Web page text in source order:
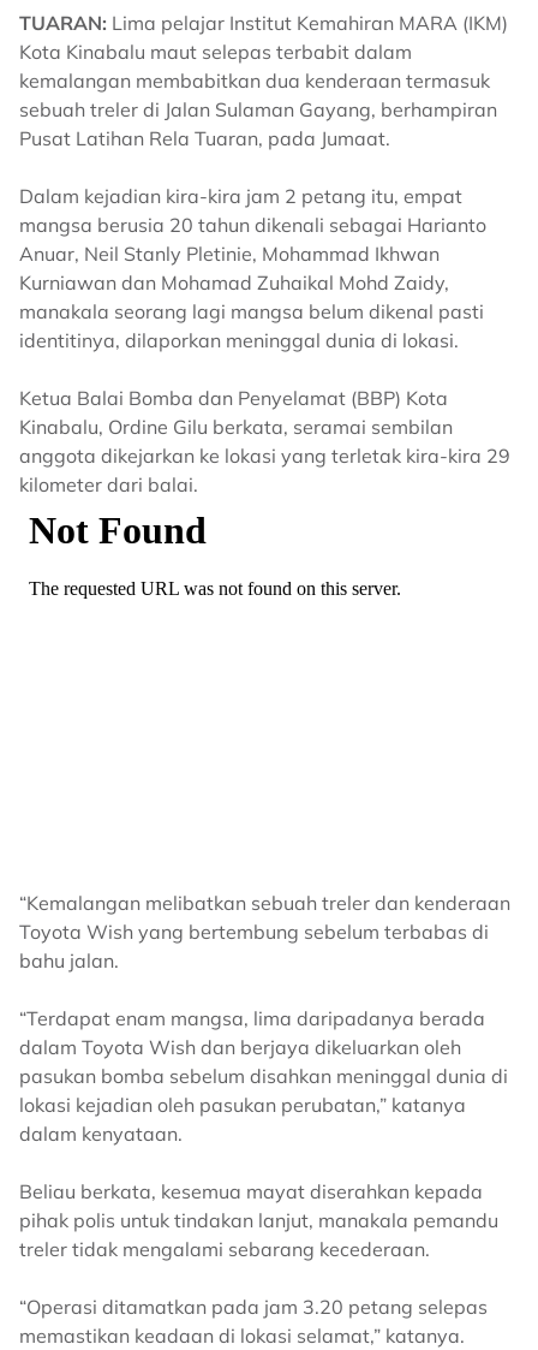
TUARAN: Lima pelajar Institut Kemahiran MARA (IKM)
Kota Kinabalu maut selepas terbabit dalam
kemalangan membabitkan dua kenderaan termasuk
sebuah treler di Jalan Sulaman Gayang, berhampiran
Pusat Latihan Rela Tuaran, pada Jumaat.
Dalam kejadian kira-kira jam 2 petang itu, empat
mangsa berusia 20 tahun dikenali sebagai Harianto
Anuar, Neil Stanly Pletinie, Mohammad Ikhwan
Kurniawan dan Mohamad Zuhaikal Mohd Zaidy,
manakala seorang lagi mangsa belum dikenal pasti
identitinya, dilaporkan meninggal dunia di lokasi.
Ketua Balai Bomba dan Penyelamat (BBP) Kota
Kinabalu, Ordine Gilu berkata, seramai sembilan
anggota dikejarkan ke lokasi yang terletak kira-kira 29
kilometer dari balai.
“Kemalangan melibatkan sebuah treler dan kenderaan
Toyota Wish yang bertembung sebelum terbabas di
bahu jalan.
“Terdapat enam mangsa, lima daripadanya berada
dalam Toyota Wish dan berjaya dikeluarkan oleh
pasukan bomba sebelum disahkan meninggal dunia di
lokasi kejadian oleh pasukan perubatan,” katanya
dalam kenyataan.
Beliau berkata, kesemua mayat diserahkan kepada
pihak polis untuk tindakan lanjut, manakala pemandu
treler tidak mengalami sebarang kecederaan.
“Operasi ditamatkan pada jam 3.20 petang selepas
memastikan keadaan di lokasi selamat,” katanya.